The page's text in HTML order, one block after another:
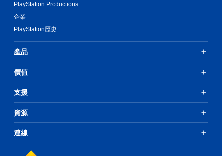
PlayStation Productions
企業
PlayStation歷史
產品
價值
支援
資源
連線